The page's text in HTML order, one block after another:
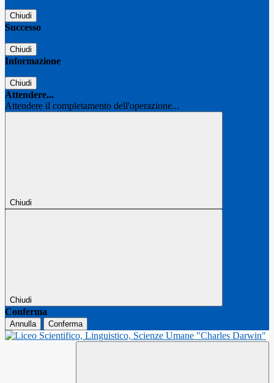
Chiudi
Successo
Chiudi
Informazione
Chiudi
Attendere...
Attendere il completamento dell'operazione...
Chiudi
Chiudi
Conferma
Annulla Conferma